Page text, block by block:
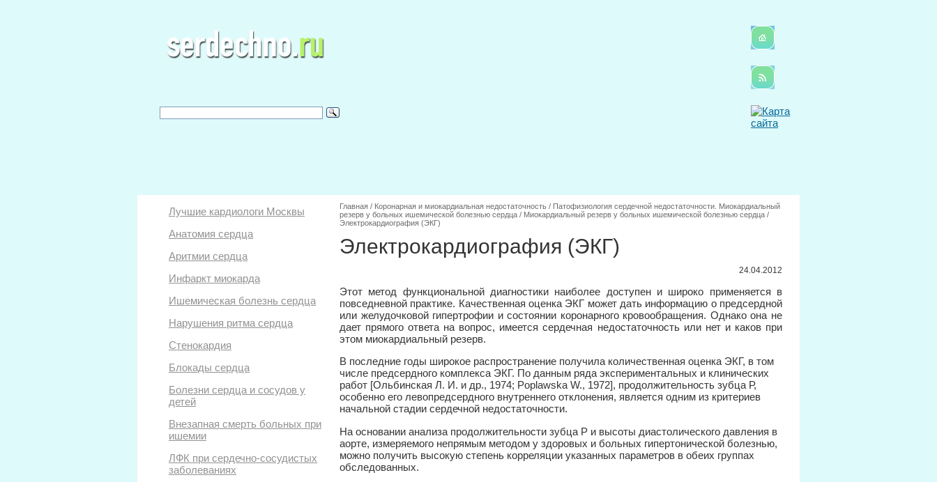
Лучшие кардиологи Москвы
Анатомия сердца
Аритмии сердца
Инфаркт миокарда
Ишемическая болезнь сердца
Нарушения ритма сердца
Стенокардия
Блокады сердца
Болезни сердца и сосудов у
детей
Внезапная смерть больных при
ишемии
ЛФК при сердечно-сосудистых
заболеваниях
Главная / Коронарная и миокардиальная недостаточность / Патофизиология сердечной недостаточности. Миокардиальный
резерв у больных ишемической болезнью сердца / Миокардиальный резерв у больных ишемической болезнью сердца /
Электрокардиография (ЭКГ)
Электрокардиография (ЭКГ)
24.04.2012
Этот метод функциональной диагностики наиболее доступен и широко применяется в
повседневной практике. Качественная оценка ЭКГ может дать информацию о предсердной
или желудочковой гипертрофии и состоянии коронарного кровообращения. Однако она не
дает прямого ответа на вопрос, имеется сердечная недостаточность или нет и каков при
этом миокардиальный резерв.
В последние годы широкое распространение получила количественная оценка ЭКГ, в том
числе предсердного комплекса ЭКГ. По данным ряда экспериментальных и клинических
работ [Ольбинская Л. И. и др., 1974; Poplawska W., 1972], продолжительность зубца Р,
особенно его левопредсердного внутреннего отклонения, является одним из критериев
начальной стадии сердечной недостаточности.
На основании анализа продолжительности зубца Р и высоты диастолического давления в
аорте, измеряемого непрямым методом у здоровых и больных гипертонической болезнью,
можно получить высокую степень корреляции указанных параметров в обеих группах
обследованных.